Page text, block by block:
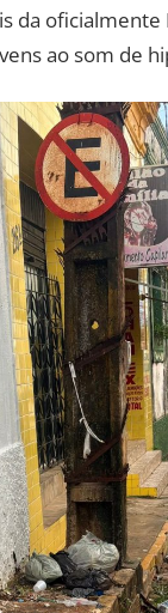
da
ao som de